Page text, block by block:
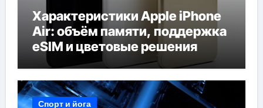
Характеристики Apple iPhone
Air: объём памяти, поддержка
eSIM и цветовые решения
Спорт и йога